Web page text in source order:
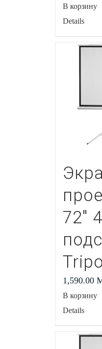
В корзину
Details
72″
1,590.00
В корзину
Details